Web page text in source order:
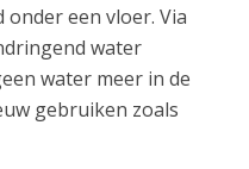
een vloer. Via
water
water meer in de
gebruiken zoals